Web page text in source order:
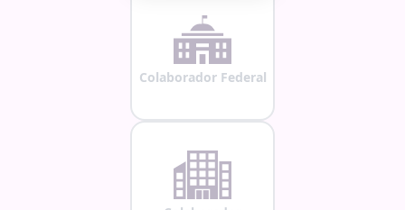
Colaborador Federal